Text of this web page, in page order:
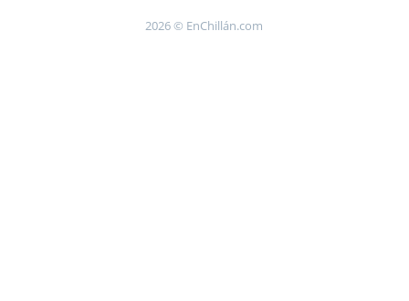
2026 © EnChillán.com